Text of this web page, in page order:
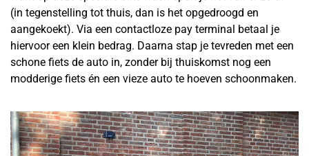
(in tegenstelling tot thuis, dan is het opgedroogd en
aangekoekt). Via een contactloze pay terminal betaal je
hiervoor een klein bedrag. Daarna stap je tevreden met een
schone fiets de auto in, zonder bij thuiskomst nog een
modderige fiets én een vieze auto te hoeven schoonmaken.